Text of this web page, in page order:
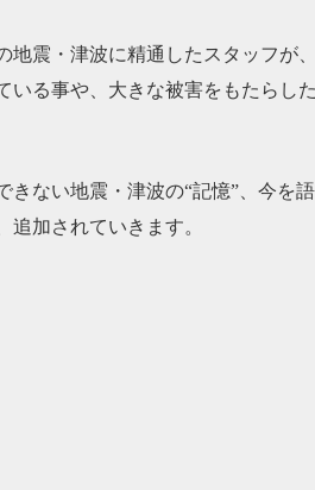
地震・津波に精通したスタッフが
いる事や、大きな被害をもたらし
きない地震・津波の“記憶”、今を
追加されていきます。